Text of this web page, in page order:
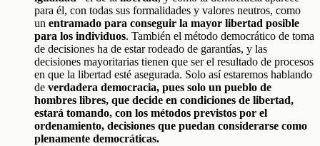
para él, con todas sus formalidades y valores neutros, como
un entramado para conseguir la mayor libertad posible
para los individuos. También el método democrático de toma
de decisiones ha de estar rodeado de garantías, y las
decisiones mayoritarias tienen que ser el resultado de procesos
en que la libertad esté asegurada. Solo así estaremos hablando
de verdadera democracia, pues solo un pueblo de
hombres libres, que decide en condiciones de libertad,
estará tomando, con los métodos previstos por el
ordenamiento, decisiones que puedan considerarse como
plenamente democráticas.